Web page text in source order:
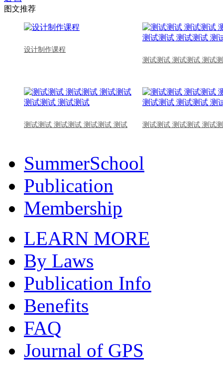
图文推荐
设计制作课程
测试测试 测试测试 测试
测试测试 测试测试 测试测试 测试 测试测试 测试测试 测试
SummerSchool
Publication
Membership
LEARN MORE
By Laws
Publication Info
Benefits
FAQ
Journal of GPS